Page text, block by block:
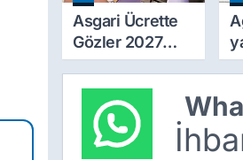
Asgari Ücrette
Gözler 2027
Zammında! İlk
Zamlı Maaşın
Ödeneceği
Tarih Netleşti